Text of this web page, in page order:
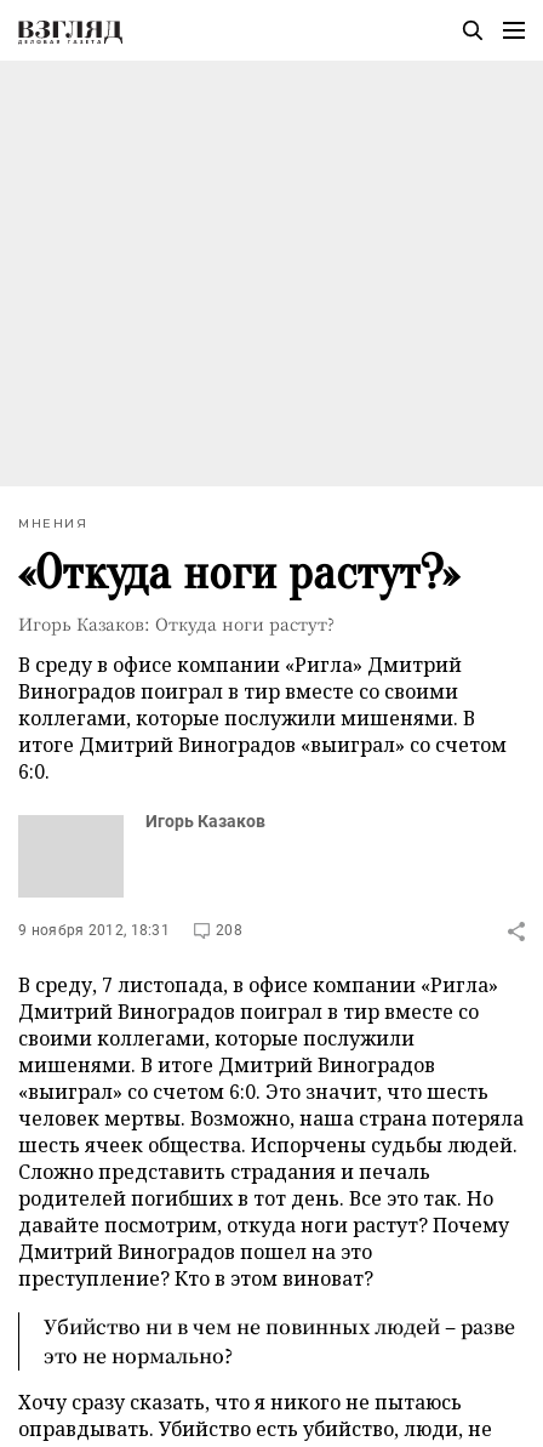
МНЕНИЯ
«Откуда ноги растут?»
Игорь Казаков: Откуда ноги растут?
В среду в офисе компании «Ригла» Дмитрий
Виноградов поиграл в тир вместе со своими
коллегами, которые послужили мишенями. В
итоге Дмитрий Виноградов «выиграл» со счетом
6:0.
Игорь Казаков
9 ноября 2012, 18:31 208
В среду, 7 листопада, в офисе компании «Ригла»
Дмитрий Виноградов поиграл в тир вместе со
своими коллегами, которые послужили
мишенями. В итоге Дмитрий Виноградов
«выиграл» со счетом 6:0. Это значит, что шесть
человек мертвы. Возможно, наша страна потеряла
шесть ячеек общества. Испорчены судьбы людей.
Сложно представить страдания и печаль
родителей погибших в тот день. Все это так. Но
давайте посмотрим, откуда ноги растут? Почему
Дмитрий Виноградов пошел на это
преступление? Кто в этом виноват?
Убийство ни в чем не повинных людей – разве
это не нормально?
Хочу сразу сказать, что я никого не пытаюсь
оправдывать. Убийство есть убийство, люди, не